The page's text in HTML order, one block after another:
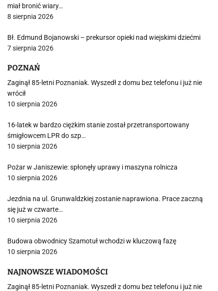
miał bronić wiary…
8 sierpnia 2026
Bł. Edmund Bojanowski – prekursor opieki nad wiejskimi dziećmi
7 sierpnia 2026
POZNAŃ
Zaginął 85-letni Poznaniak. Wyszedł z domu bez telefonu i już nie
wrócił
10 sierpnia 2026
16-latek w bardzo ciężkim stanie został przetransportowany
śmigłowcem LPR do szp…
10 sierpnia 2026
Pożar w Janiszewie: spłonęły uprawy i maszyna rolnicza
10 sierpnia 2026
Jezdnia na ul. Grunwaldzkiej zostanie naprawiona. Prace zaczną
się już w czwarte…
10 sierpnia 2026
Budowa obwodnicy Szamotuł wchodzi w kluczową fazę
10 sierpnia 2026
NAJNOWSZE WIADOMOŚCI
Zaginął 85-letni Poznaniak. Wyszedł z domu bez telefonu i już nie